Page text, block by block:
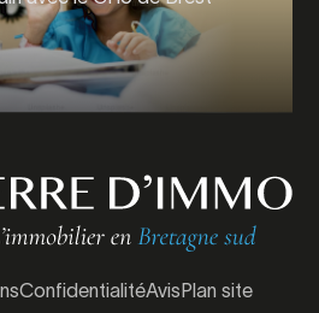
ConfidentialitéAvisPlan site